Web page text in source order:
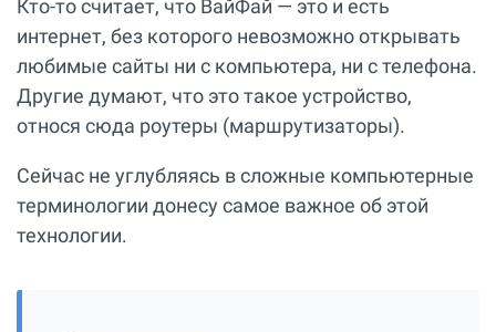
Кто-то считает, что ВайФай — это и есть
интернет, без которого невозможно открывать
любимые сайты ни с компьютера, ни с телефона.
Другие думают, что это такое устройство,
относя сюда роутеры (маршрутизаторы).
Сейчас не углубляясь в сложные компьютерные
терминологии донесу самое важное об этой
технологии.